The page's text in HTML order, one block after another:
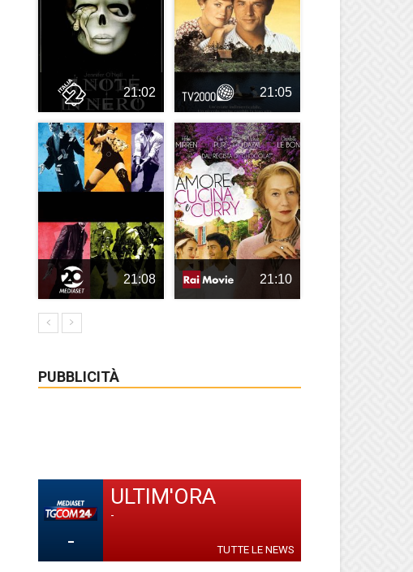
21:02 21:05
21:08 21:10
PUBBLICITÀ
-
ULTIM'ORA
-
TUTTE LE NEWS